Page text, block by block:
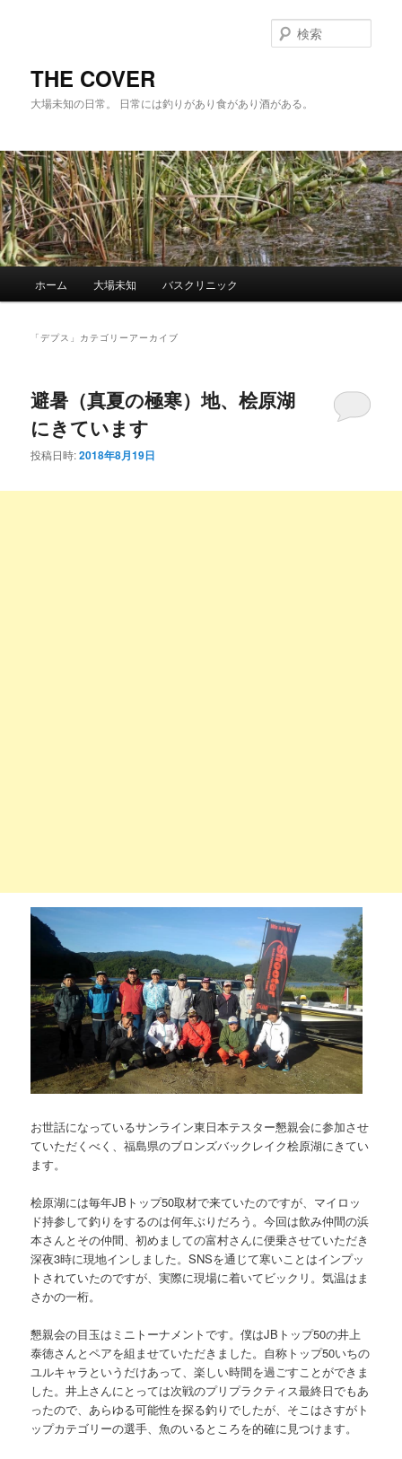
へ
移
動
移
動
THE COVER
大場未知の日常。 日常には釣りがあり食があり酒がある。
索
ホーム 大場未知 バスクリニック
「 デプス 」カテゴリーアーカイブ
避暑（真夏の極寒）地、桧原湖
にきています
投稿日時:2018年8月19日
お世話になっているサンライン東日本テスター懇親会に参加させ
ていただくべく、福島県のブロンズバックレイク桧原湖にきてい
ます。
桧原湖には毎年JBトップ50取材で来ていたのですが、マイロッ
ド持参して釣りをするのは何年ぶりだろう。今回は飲み仲間の浜
本さんとその仲間、初めましての富村さんに便乗させていただき
深夜3時に現地インしました。SNSを通じて寒いことはインプッ
トされていたのですが、実際に現場に着いてビックリ。気温はま
さかの一桁。
懇親会の目玉はミニトーナメントです。僕はJBトップ50の井上
泰徳さんとペアを組ませていただきました。自称トップ50いちの
ユルキャラというだけあって、楽しい時間を過ごすことができま
した。井上さんにとっては次戦のプリプラクティス最終日でもあ
ったので、あらゆる可能性を探る釣りでしたが、そこはさすがト
ップカテゴリーの選手、魚のいるところを的確に見つけます。